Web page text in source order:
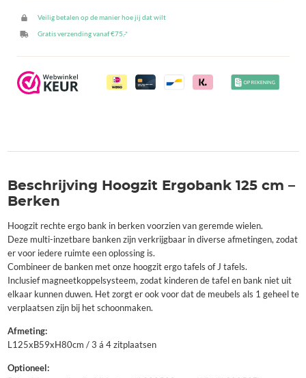
Veilig betalen op de manier hoe jij dat wilt
Gratis verzending vanaf €75,-*
Beschrijving Hoogzit Ergobank 125 cm –
Berken
Hoogzit rechte ergo bank in berken voorzien van geremde wielen.
Deze multi-inzetbare banken zijn verkrijgbaar in diverse afmetingen, zodat
er voor iedere ruimte een oplossing is.
Combineer de banken met onze hoogzit ergo tafels of J tafels.
Inclusief magneetkoppelsysteem, zodat kinderen de tafel en bank niet uit
elkaar kunnen duwen. Het zorgt er ook voor dat de meubels als 1 geheel te
verplaatsen zijn bij het schoonmaken.
Afmeting:
L125xB59xH80cm / 3 á 4 zitplaatsen
Optioneel: